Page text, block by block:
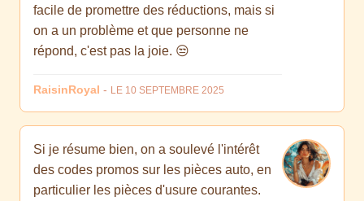
facile de promettre des réductions, mais si
on a un problème et que personne ne
répond, c'est pas la joie. 😒
RaisinRoyal - LE 10 SEPTEMBRE 2025
Si je résume bien, on a soulevé l'intérêt
des codes promos sur les pièces auto, en
particulier les pièces d'usure courantes.